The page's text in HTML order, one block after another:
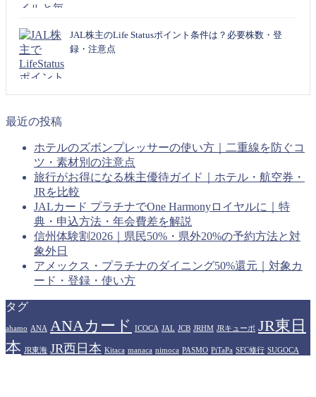
JAL株主のLife Statusポイント条件は？必要株数・登
録・注意点
最近の投稿
ホテルのズボンプレッサーの使い方｜二重線を防ぐコ
ツ・素材別の注意点
旅行がお得になる株主優待ガイド｜ホテル・航空券・
JRを比較
JALカード プラチナでOne Harmonyロイヤルに｜特
典・申込方法・年会費差を解説
信州体験割2026｜県民50%・県外20%の予約方法と対
象外日
アメックス・プラチナのダイニング50%還元｜対象カ
ード・登録・使い方
タグ
ahamo ANA ANAカード ICOCA JAL JCB JRHM JRキューポ JR東日
本 JR東海 JR西日本 Kitaca manaca nimoca PASMO PiTaPa SFC修行 SUGOCA